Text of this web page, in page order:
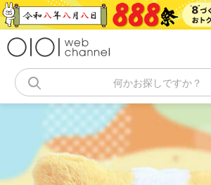
コ
ン
キ
何かお探しですか？